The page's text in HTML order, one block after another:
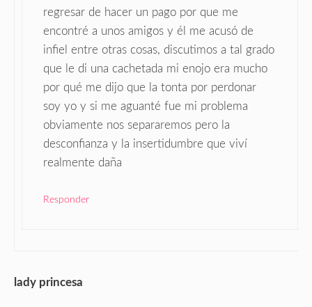
regresar de hacer un pago por que me
encontré a unos amigos y él me acusó de
infiel entre otras cosas, discutimos a tal grado
que le di una cachetada mi enojo era mucho
por qué me dijo que la tonta por perdonar
soy yo y si me aguanté fue mi problema
obviamente nos separaremos pero la
desconfianza y la insertidumbre que viví
realmente daña
Responder
lady princesa